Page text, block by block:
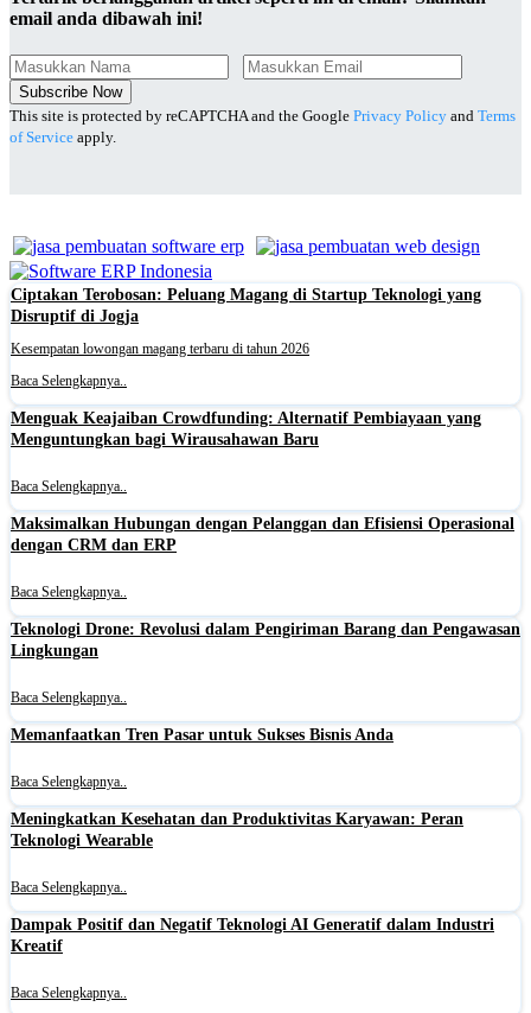
email anda dibawah ini!
Subscribe Now
This site is protected by reCAPTCHA and the Google Privacy Policy and Terms
of Service apply.
Ciptakan Terobosan: Peluang Magang di Startup Teknologi yang
Disruptif di Jogja
Kesempatan lowongan magang terbaru di tahun 2026
Baca Selengkapnya..
Menguak Keajaiban Crowdfunding: Alternatif Pembiayaan yang
Menguntungkan bagi Wirausahawan Baru
Baca Selengkapnya..
Maksimalkan Hubungan dengan Pelanggan dan Efisiensi Operasional
dengan CRM dan ERP
Baca Selengkapnya..
Teknologi Drone: Revolusi dalam Pengiriman Barang dan Pengawasan
Lingkungan
Baca Selengkapnya..
Memanfaatkan Tren Pasar untuk Sukses Bisnis Anda
Baca Selengkapnya..
Meningkatkan Kesehatan dan Produktivitas Karyawan: Peran
Teknologi Wearable
Baca Selengkapnya..
Dampak Positif dan Negatif Teknologi AI Generatif dalam Industri
Kreatif
Baca Selengkapnya..